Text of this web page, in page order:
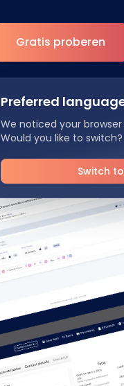
Analytics
Preferred
We noticed your browser
Would you like to switch?
Switch
Gratis proberen
Kies uw voorkeurstaal
persoonlijke ervaring.
English
Español
ES
Svenska
SV
Nederlands
NL